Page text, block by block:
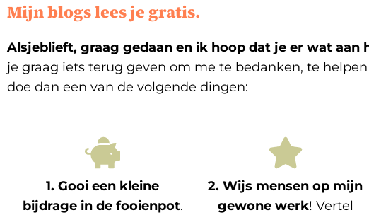
Mijn blogs lees je gratis.
Alsjeblieft, graag gedaan en ik hoop dat je er wat aan
je graag iets terug geven om me te bedanken, te
doe dan een van de volgende dingen:
1. Gooi een kleine
bijdrage in de fooienpot.
2. Wijs mensen op mijn
gewone werk! Vertel